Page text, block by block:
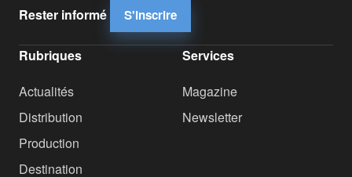
Rester informé S'inscrire
Rubriques
Actualités
Distribution
Production
Destination
Services
Magazine
Newsletter